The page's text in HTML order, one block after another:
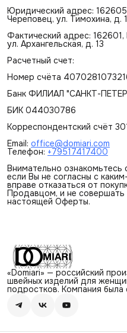
Юридический адрес:
Череповец, ул. Тимохина, д.
Фактический адрес:
ул. Архангельская, д. 13
Расчетный счет:
Номер счёта
Банк ФИЛИАЛ "САНКТ-
БИК 044030786
Корреспондентский счёт
Email: office@domiari.com
Телефон: +79517417400
Внимательно ознакомьтесь
если Вы не согласны с
вправе отказаться от
Продавцом, и не совершать
настоящей Оферты.
«Domiari» — российский
швейных изделий для
подростков. Компания была